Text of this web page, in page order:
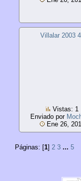
Villalar 2003
Vistas: 1
Enviado por
Ene 26,
Páginas: [1] 2 3 ... 5